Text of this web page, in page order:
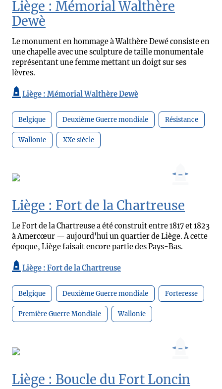
Liège : Mémorial Walthère
Dewè
Le monument en hommage à Walthère Dewé consiste en
une chapelle avec une sculpture de taille monumentale
représentant une femme mettant un doigt sur ses
lèvres.
Liège : Mémorial Walthère Dewè
Belgique Deuxième Guerre mondiale Résistance
Wallonie XXe siècle
Liège : Fort de la Chartreuse
Le Fort de la Chartreuse a été construit entre 1817 et 1823
à Amercœur — aujourd'hui un quartier de Liège. À cette
époque, Liège faisait encore partie des Pays-Bas.
Liège : Fort de la Chartreuse
Belgique Deuxième Guerre mondiale Forteresse
Première Guerre Mondiale Wallonie
Liège : Boucle du Fort Loncin